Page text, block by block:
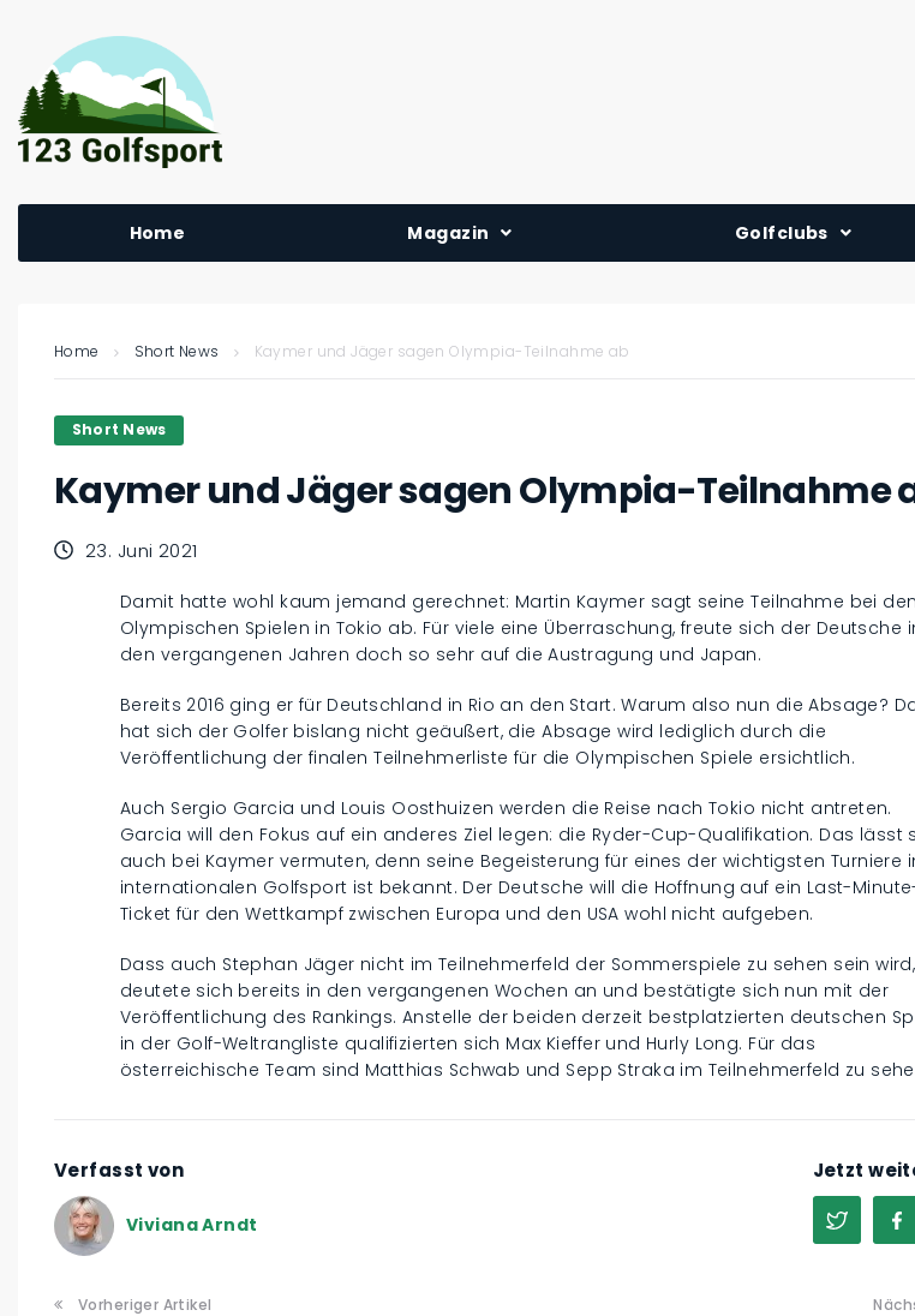
Home Magazin
Golfclubs
Home Short News Kaymer und Jäger sagen Olympia-Teilnahme ab
Short News
Kaymer und Jäger sagen Olympia-Teilnahme
23. Juni 2021
Damit hatte wohl kaum jemand gerechnet: Martin Kaymer sagt seine Teilnahme bei den
Olympischen Spielen in Tokio ab. Für viele eine Überraschung, freute sich der Deutsche
den vergangenen Jahren doch so sehr auf die Austragung und Japan.
Bereits 2016 ging er für Deutschland in Rio an den Start. Warum also nun die Absage?
hat sich der Golfer bislang nicht geäußert, die Absage wird lediglich durch die
Veröffentlichung der finalen Teilnehmerliste für die Olympischen Spiele ersichtlich.
Auch Sergio Garcia und Louis Oosthuizen werden die Reise nach Tokio nicht antreten.
Garcia will den Fokus auf ein anderes Ziel legen: die Ryder-Cup-Qualifikation. Das lässt
auch bei Kaymer vermuten, denn seine Begeisterung für eines der wichtigsten Turniere
internationalen Golfsport ist bekannt. Der Deutsche will die Hoffnung auf ein Last-
Ticket für den Wettkampf zwischen Europa und den USA wohl nicht aufgeben.
Dass auch Stephan Jäger nicht im Teilnehmerfeld der Sommerspiele zu sehen sein wird,
deutete sich bereits in den vergangenen Wochen an und bestätigte sich nun mit der
Veröffentlichung des Rankings. Anstelle der beiden derzeit bestplatzierten deutschen
in der Golf-Weltrangliste qualifizierten sich Max Kieffer und Hurly Long. Für das
österreichische Team sind Matthias Schwab und Sepp Straka im Teilnehmerfeld zu
Verfasst von
Viviana Arndt
Jetzt
Vorheriger Artikel